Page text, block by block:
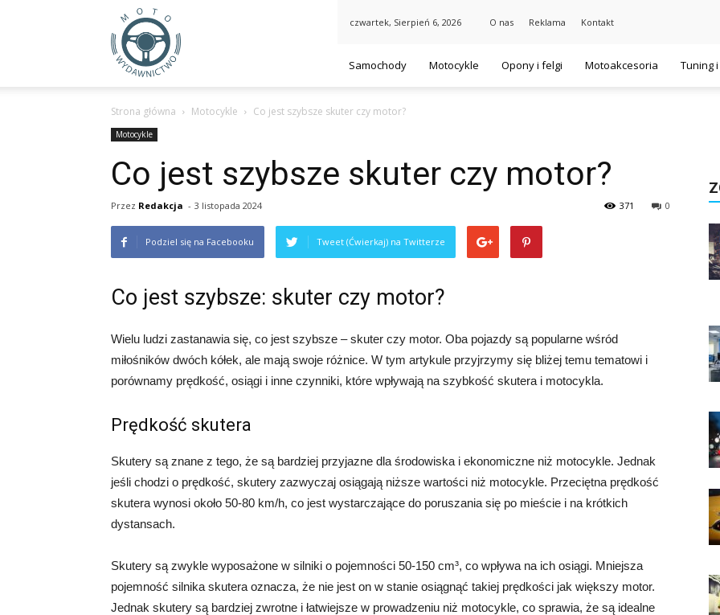
MotoWydawnictwo.pl
czwartek, Sierpień 6, 2026 O nas Reklama Kontakt
Samochody Motocykle Opony i felgi Motoakcesoria Tuning
Strona główna Motocykle Co jest szybsze skuter czy motor?
Motocykle
Co jest szybsze skuter czy motor?
Przez Redakcja - 3 listopada 2024 0
371
Podziel się na Facebooku Tweet (Ćwierkaj) na Twitterze
Co jest szybsze: skuter czy motor?
Wielu ludzi zastanawia się, co jest szybsze – skuter czy motor. Oba pojazdy są popularne wśród
miłośników dwóch kółek, ale mają swoje różnice. W tym artykule przyjrzymy się bliżej temu tematowi i
porównamy prędkość, osiągi i inne czynniki, które wpływają na szybkość skutera i motocykla.
Prędkość skutera
Skutery są znane z tego, że są bardziej przyjazne dla środowiska i ekonomiczne niż motocykle. Jednak
jeśli chodzi o prędkość, skutery zazwyczaj osiągają niższe wartości niż motocykle. Przeciętna prędkość
skutera wynosi około 50-80 km/h, co jest wystarczające do poruszania się po mieście i na krótkich
dystansach.
Skutery są zwykle wyposażone w silniki o pojemności 50-150 cm³, co wpływa na ich osiągi. Mniejsza
pojemność silnika skutera oznacza, że ​​nie jest on w stanie osiągnąć takiej prędkości jak większy motor.
Jednak skutery są bardziej zwrotne i łatwiejsze w prowadzeniu niż motocykle, co sprawia, że ​​są idealne